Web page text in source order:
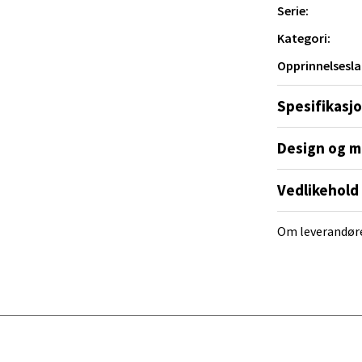
Serie:
Kategori:
Design og
Om